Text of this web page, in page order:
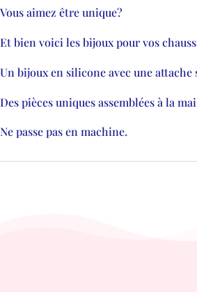
Vous aimez être unique?
Et bien voici les bijoux pour vos
Un bijoux en silicone avec une attache
Des pièces uniques assemblées à la
Ne passe pas en machine.